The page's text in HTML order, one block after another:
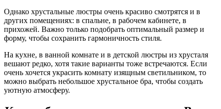
Однако хрустальные люстры очень красиво смотрятся и в
других помещениях: в спальне, в рабочем кабинете, в
прихожей. Важно только подобрать оптимальный размер и
форму, чтобы сохранить гармоничность стиля.
На кухне, в ванной комнате и в детской люстры из хрусталя
вешают редко, хотя такие варианты тоже встречаются. Если
очень хочется украсить комнату изящным светильником, то
можно выбрать небольшое хрустальное бра, чтобы создать
уютную атмосферу.